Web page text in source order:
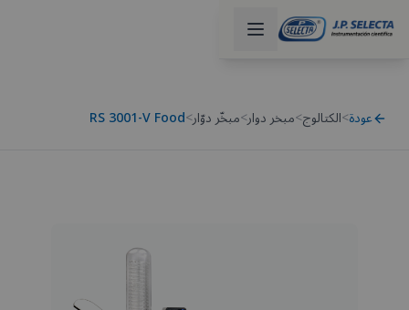
عودة>الكتالوج>مبخر دوار>مبخّر دوّار>
RS 3001-V Food